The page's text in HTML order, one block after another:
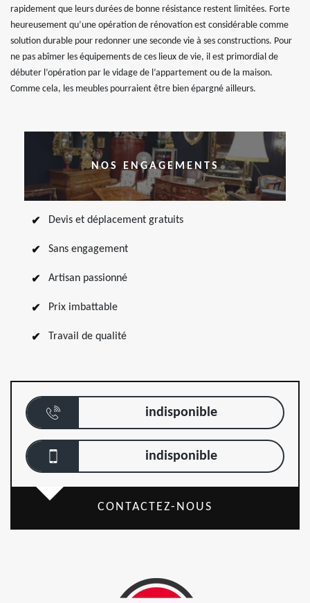
rapidement que leurs durées de bonne résistance restent limitées. Forte
heureusement qu’une opération de rénovation est considérable comme
solution durable pour redonner une seconde vie à ses constructions. Pour
ne pas abîmer les équipements de ces lieux de vie, il est primordial de
débuter l’opération par le vidage de l’appartement ou de la maison.
Comme cela, les meubles pourraient être bien épargné ailleurs.
NOS ENGAGEMENTS
Devis et déplacement gratuits
Sans engagement
Artisan passionné
Prix imbattable
Travail de qualité
indisponible
indisponible
CONTACTEZ-NOUS